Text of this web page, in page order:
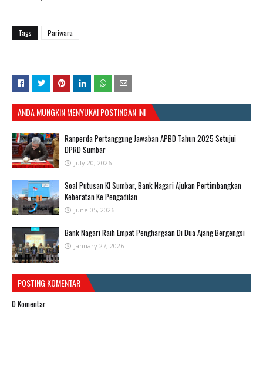
Tags Pariwara
ANDA MUNGKIN MENYUKAI POSTINGAN INI
Ranperda Pertanggung Jawaban APBD Tahun 2025 Setujui
DPRD Sumbar
July 20, 2026
Soal Putusan KI Sumbar, Bank Nagari Ajukan Pertimbangkan
Keberatan Ke Pengadilan
June 05, 2026
Bank Nagari Raih Empat Penghargaan Di Dua Ajang Bergengsi
January 27, 2026
POSTING KOMENTAR
0 Komentar